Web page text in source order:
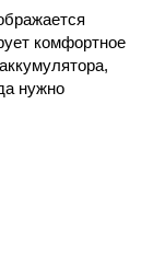
комфортное
нужно